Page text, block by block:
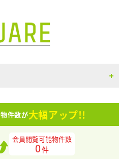
件数が大幅アップ!!
会員閲覧可能物件数
0件